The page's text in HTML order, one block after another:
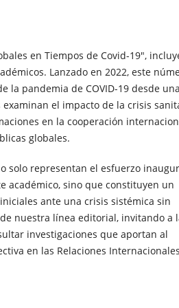
en Tiempos de Covid-19",
Lanzado en 2022, este
la pandemia de COVID-19 desde una
el impacto de la crisis
en la cooperación
globales.
solo representan el esfuerzo
académico, sino que constituyen un
ante una crisis sistémica sin
nuestra línea editorial, invitando a
investigaciones que aportan al
en las Relaciones